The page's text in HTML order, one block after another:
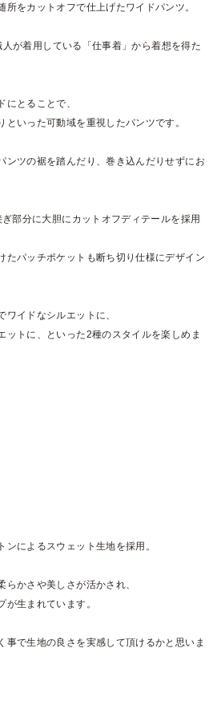
所をカットオフで仕上げたワイドパンツ。
が着用している「仕事着」から着想を得た
にとることで、
といった可動域を重視したパンツです。
ンツの裾を踏んだり、巻き込んだりせずにお
部分に大胆にカットオフディテールを採用
たパッチポケットも断ち切り仕様にデザイン
イドなシルエットに、
ットに、といった2種のスタイルを楽しめま
によるスウェット生地を採用。
かさや美しさが活かされ、
が生まれています。
事で生地の良さを実感して頂けるかと思いま